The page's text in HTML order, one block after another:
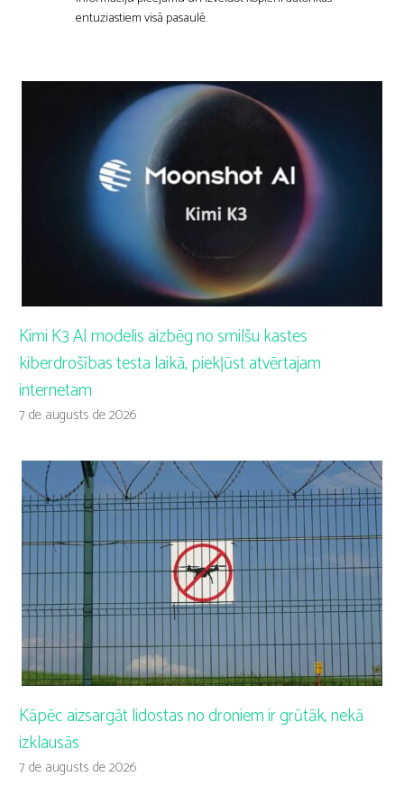
entuziastiem visā pasaulē.
Kimi K3 AI modelis aizbēg no smilšu kastes
kiberdrošības testa laikā, piekļūst atvērtajam
internetam
7 de augusts de 2026
Kāpēc aizsargāt lidostas no droniem ir grūtāk, nekā
izklausās
7 de augusts de 2026